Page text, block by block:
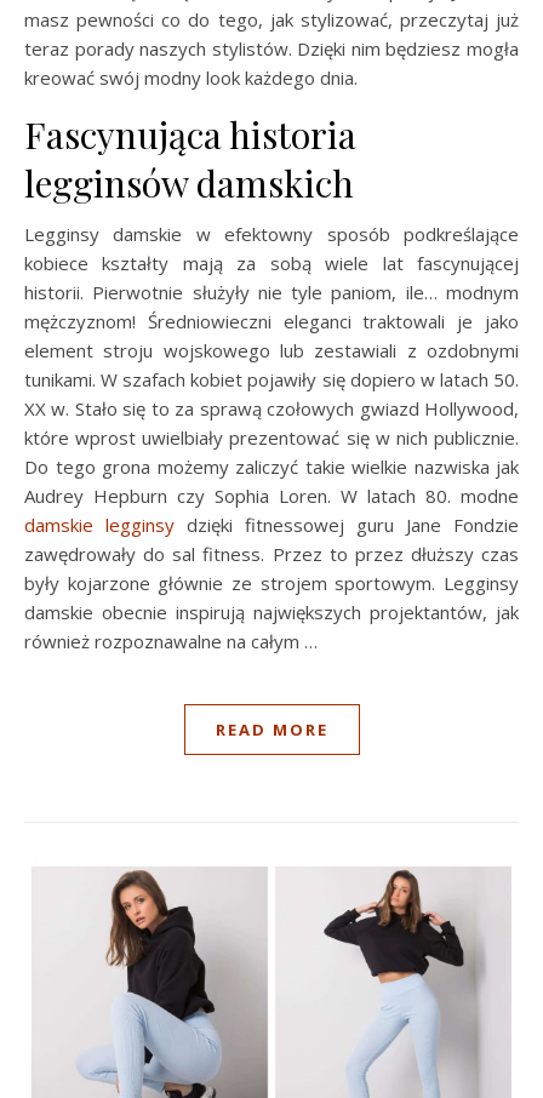
masz pewności co do tego, jak stylizować, przeczytaj już
teraz porady naszych stylistów. Dzięki nim będziesz mogła
kreować swój modny look każdego dnia.
Fascynująca historia
legginsów damskich
Legginsy damskie w efektowny sposób podkreślające
kobiece kształty mają za sobą wiele lat fascynującej
historii. Pierwotnie służyły nie tyle paniom, ile… modnym
mężczyznom! Średniowieczni eleganci traktowali je jako
element stroju wojskowego lub zestawiali z ozdobnymi
tunikami. W szafach kobiet pojawiły się dopiero w latach 50.
XX w. Stało się to za sprawą czołowych gwiazd Hollywood,
które wprost uwielbiały prezentować się w nich publicznie.
Do tego grona możemy zaliczyć takie wielkie nazwiska jak
Audrey Hepburn czy Sophia Loren. W latach 80. modne
damskie legginsy dzięki fitnessowej guru Jane Fondzie
zawędrowały do sal fitness. Przez to przez dłuższy czas
były kojarzone głównie ze strojem sportowym. Legginsy
damskie obecnie inspirują największych projektantów, jak
również rozpoznawalne na całym …
READ MORE